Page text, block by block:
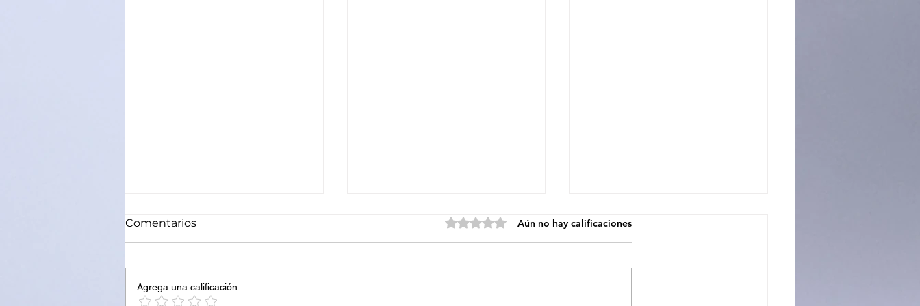
Comentarios Obtuvo 0 de 5 estrellas.
Aún no hay calificaciones
Agrega una calificación